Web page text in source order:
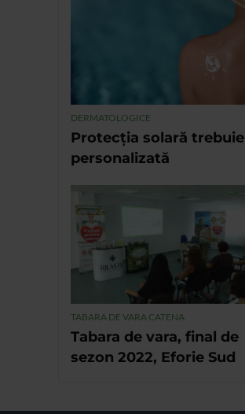
DERMATOLOGICE
Protecția solară trebuie
personalizată
TABARA DE VARA CATENA
Tabara de vara, final de
sezon 2022, Eforie Sud